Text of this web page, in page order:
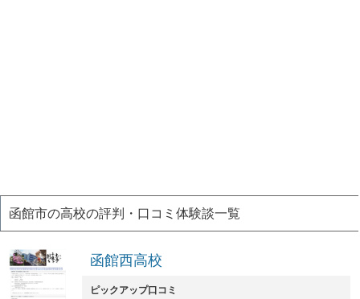
函館市の高校の評判・口コミ体験談一覧
函館西高校
ピックアップ口コミ